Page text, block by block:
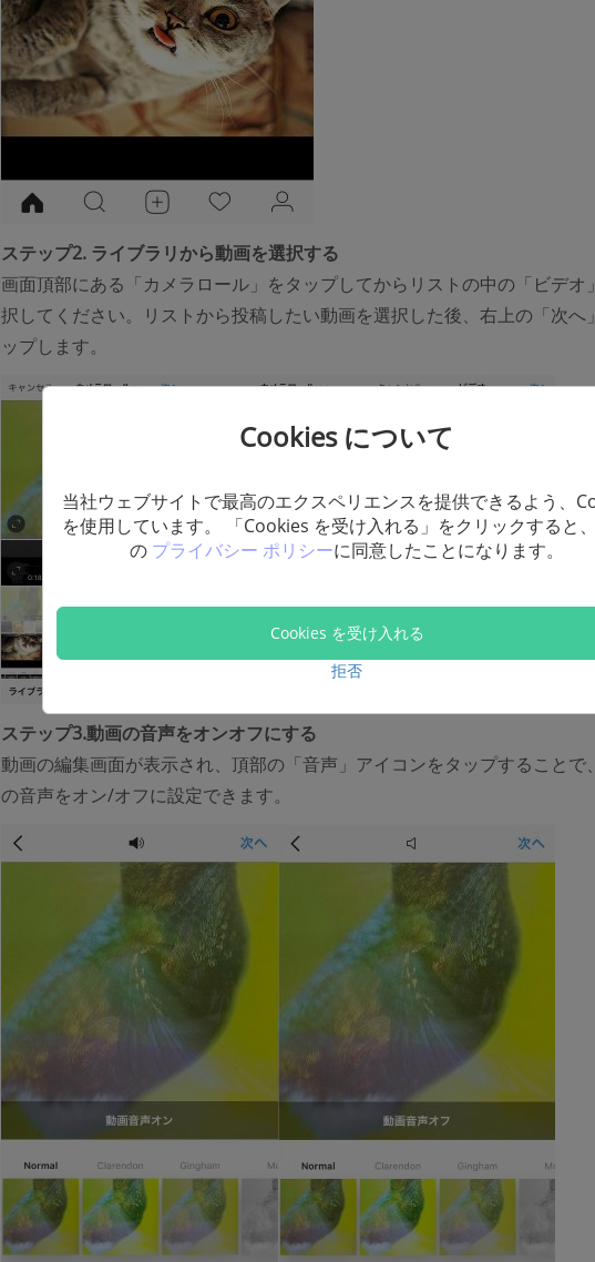
ステップ2. ライブラリから動画を選択する
画面頂部にある「カメラロール」をタップしてからリストの中の「ビデオ
択してください。リストから投稿したい動画を選択した後、右上の「次へ
ップします。
ステップ3.動画の音声をオンオフにする
動画の編集画面が表示され、頂部の「音声」アイコンをタップすることで
の音声をオン/オフに設定できます。
Cookies について
当社ウェブサイトで最高のエクスペリエンスを提供できるよう、
を使用しています。 「Cookies を受け入れる」をクリックすると
の プライバシー ポリシーに同意したことになります。
Cookies を受け入れる
拒否